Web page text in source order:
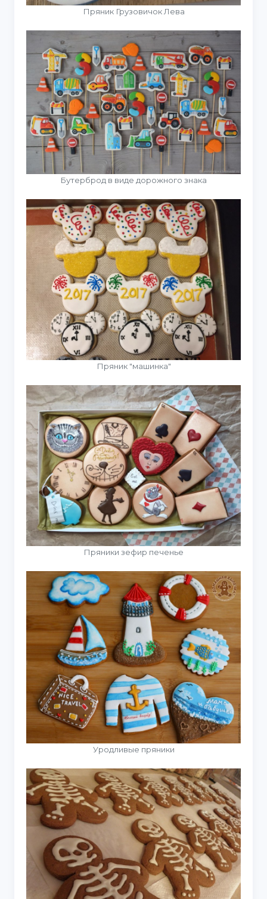
Пряник Грузовичок Лева
Бутерброд в виде дорожного знака
Пряник "машинка"
Пряники зефир печенье
Уродливые пряники